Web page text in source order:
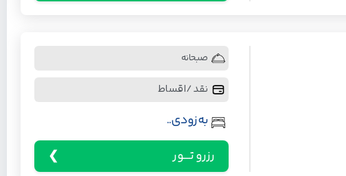
صبحانه
نقد / اقساط
به زودی..
رزرو تـــور